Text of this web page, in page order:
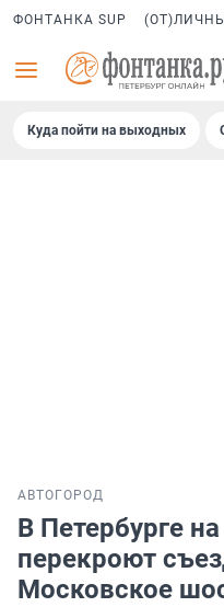
ФОНТАНКА SUP
Куда пойти на выходных
АВТО ГОРОД
В Петербурге
перекроют
Московское